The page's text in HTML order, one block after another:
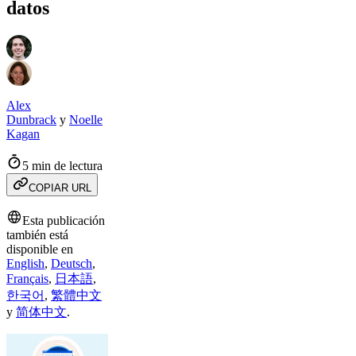
datos
Alex
Dunbrack y Noelle
Kagan
5 min de lectura
COPIAR URL
Esta publicación
también está
disponible en
English, Deutsch,
Français, 日本語,
한국어 , 繁體中文
y 简体中文.